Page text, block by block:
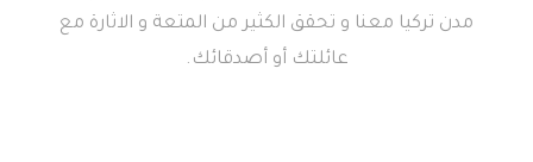
مدن تركيا معنا و تحقق الكثير من المتعة و الاثارة مع
عائلتك أو أصدقائك.